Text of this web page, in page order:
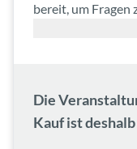
bereit, um Fragen
Die
Kauf ist